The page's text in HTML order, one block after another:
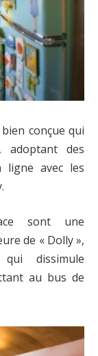
conçue qui
adoptant des
ligne avec les
sont une
de « Dolly »,
dissimule
au bus de